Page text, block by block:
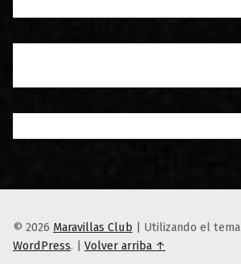
© 2026 Maravillas Club Utilizando el tema
WordPress. Volver arriba ↑